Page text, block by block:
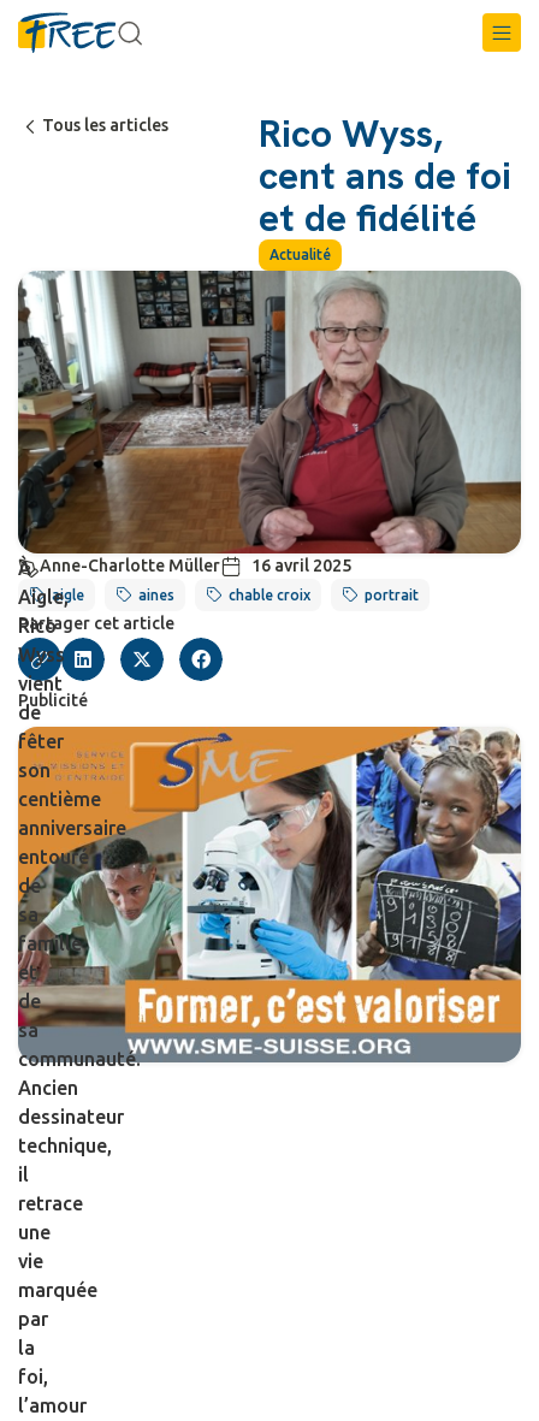
Tous les articles
Rico Wyss,
cent ans de foi
et de fidélité
Actualité
Anne-Charlotte Müller 16 avril 2025
aigle aines chable croix portrait
Partager cet article
Publicité
À
Aigle,
Rico
Wyss
vient
de
fêter
son
centième
anniversaire
entouré
de
sa
famille
et
de
sa
communauté.
Ancien
dessinateur
technique,
il
retrace
une
vie
marquée
par
la
foi,
l’amour